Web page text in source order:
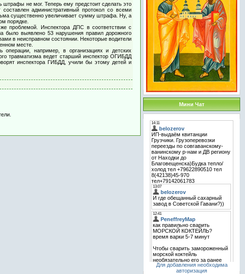
не мог. Теперь ему предстоит сделать это
административный протокол со всеми
существенно увеличивает сумму штрафа. Ну, а
порядке.
проблемой. Инспектора ДПС в соответствии с
было выявлено 53 нарушения правил дорожного
в неисправном состоянии. Некоторые водители
месте.
например, в организациях и детских
травматизма ведет старший инспектор ОГИБДД
инспектора ГИБДД, учили бы этому детей и
Мини Чат
Для добавления необходима
авторизация